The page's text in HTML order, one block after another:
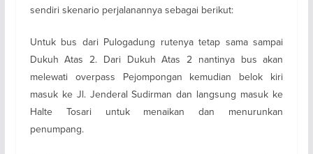
sendiri skenario perjalanannya sebagai berikut:
Untuk bus dari Pulogadung rutenya tetap sama sampai
Dukuh Atas 2. Dari Dukuh Atas 2 nantinya bus akan
melewati overpass Pejompongan kemudian belok kiri
masuk ke Jl. Jenderal Sudirman dan langsung masuk ke
Halte Tosari untuk menaikan dan menurunkan
penumpang.